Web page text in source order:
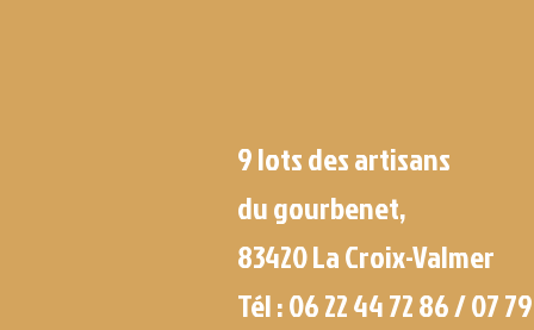
9 lots des artisans
du gourbenet,
83420 La Croix-Valmer
Tél : 06 22 44 72 86 /07